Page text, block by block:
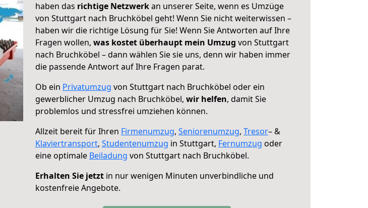
haben das richtige Netzwerkan unserer Seite, wenn es Umzüge
von Stuttgart nach Bruchköbel geht! Wenn Sie nicht weiterwissen –
haben wir die richtige Lösung für Sie! Wenn Sie Antworten auf Ihre
Fragen wollen, was kostet überhaupt mein Umzug von Stuttgart
nach Bruchköbel – dann wählen Sie sie uns, denn wir haben immer
die passende Antwort auf Ihre Fragen parat.
Ob ein Privatumzug von Stuttgart nach Bruchköbel oder ein
gewerblicher Umzug nach Bruchköbel, wir helfen, damit Sie
problemlos und stressfrei umziehen können.
Allzeit bereit für Ihren Firmenumzug, Seniorenumzug, Tresor– &
Klaviertransport, Studentenumzug in Stuttgart, Fernumzug oder
eine optimale Beiladung von Stuttgart nach Bruchköbel.
Erhalten Sie jetzt in nur wenigen Minuten unverbindliche und
kostenfreie Angebote.